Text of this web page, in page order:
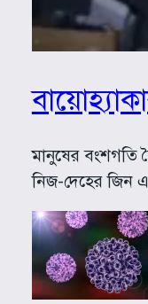
মানুষের বংশগতি
নিজ-দেহের জিন